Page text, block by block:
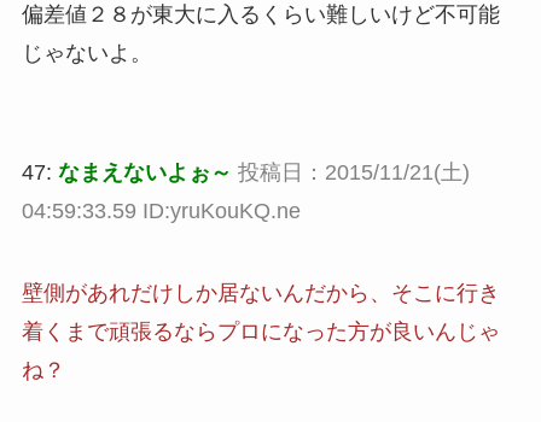
偏差値２８が東大に入るくらい難しいけど不可能
じゃないよ。
47: なまえないよぉ～ 投稿日：2015/11/21(土)
04:59:33.59 ID:yruKouKQ.ne
壁側があれだけしか居ないんだから、そこに行き
着くまで頑張るならプロになった方が良いんじゃ
ね？